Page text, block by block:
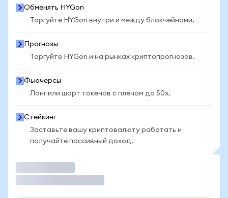
Обменять HYGon
Торгуйте HYGon внутри и между блокчейнами.
Прогнозы
Торгуйте HYGon и на рынках криптопрогнозов.
Фьючерсы
Лонг или шорт токенов с плечом до 50x.
Стейкинг
Заставьте вашу криптовалюту работать и
получайте пассивный доход.